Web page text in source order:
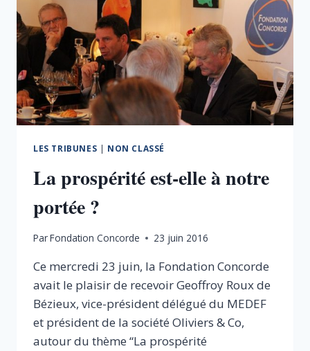
LES TRIBUNES | NON CLASSÉ
La prospérité est-elle à notre
portée ?
ParFondation Concorde 23 juin 2016
Ce mercredi 23 juin, la Fondation Concorde
avait le plaisir de recevoir Geoffroy Roux de
Bézieux, vice-président délégué du MEDEF
et président de la société Oliviers & Co,
autour du thème “La prospérité